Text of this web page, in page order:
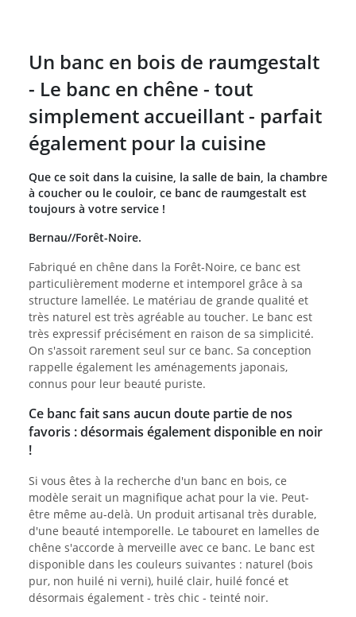
Un banc en bois de raumgestalt
- Le banc en chêne - tout
simplement accueillant - parfait
également pour la cuisine
Que ce soit dans la cuisine, la salle de bain, la chambre
à coucher ou le couloir, ce banc de raumgestalt est
toujours à votre service !
Bernau//Forêt-Noire.
Fabriqué en chêne dans la Forêt-Noire, ce banc est
particulièrement moderne et intemporel grâce à sa
structure lamellée. Le matériau de grande qualité et
très naturel est très agréable au toucher. Le banc est
très expressif précisément en raison de sa simplicité.
On s'assoit rarement seul sur ce banc. Sa conception
rappelle également les aménagements japonais,
connus pour leur beauté puriste.
Ce banc fait sans aucun doute partie de nos
favoris : désormais également disponible en noir
!
Si vous êtes à la recherche d'un banc en bois, ce
modèle serait un magnifique achat pour la vie. Peut-
être même au-delà. Un produit artisanal très durable,
d'une beauté intemporelle. Le tabouret en lamelles de
chêne s'accorde à merveille avec ce banc. Le banc est
disponible dans les couleurs suivantes : naturel (bois
pur, non huilé ni verni), huilé clair, huilé foncé et
désormais également - très chic - teinté noir.